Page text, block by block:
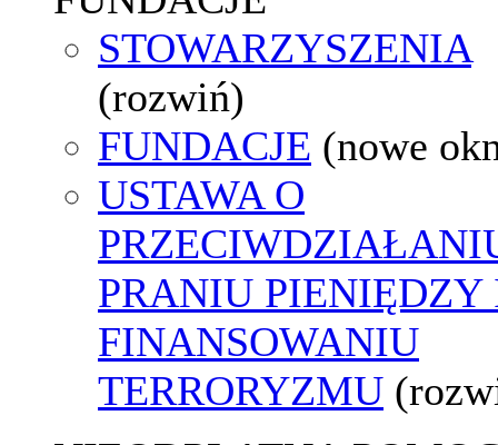
STOWARZYSZENIA
(rozwiń)
FUNDACJE (nowe
USTAWA O
PRANIU PIENIĘDZY
FINANSOWANIU
TERRORYZMU